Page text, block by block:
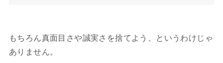
もちろん真面目さや誠実さを捨てよう、というわけじゃ
ありません。